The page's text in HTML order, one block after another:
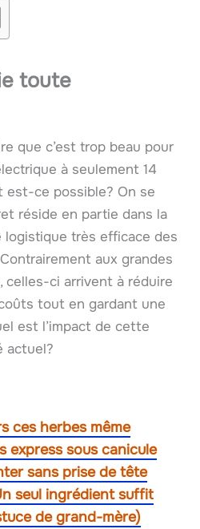
toute
que c’est trop beau pour
à seulement 14
est-ce possible? On se
réside en partie dans la
logistique très efficace des
aux grandes
celles-ci arrivent à réduire
tout en gardant une
est l’impact de cette
actuel?
ces herbes même
express sous canicule
sans prise de tête
seul ingrédient suffit
de grand-mère)